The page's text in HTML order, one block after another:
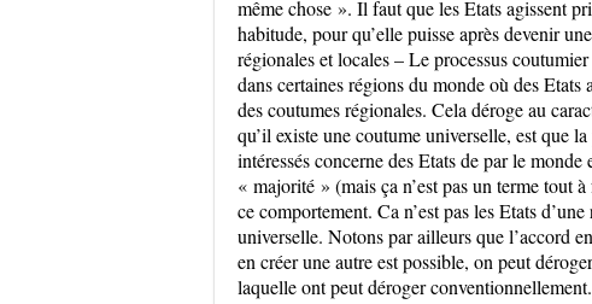
même chose ». Il faut que les Etats agissent
habitude, pour qu’elle puisse après devenir
régionales et locales – Le processus
dans certaines régions du monde où des
des coutumes régionales. Cela déroge au
qu’il existe une coutume universelle, est que
intéressés concerne des Etats de par le
« majorité » (mais ça n’est pas un terme tout
ce comportement. Ca n’est pas les Etats
universelle. Notons par ailleurs que l’accord
en créer une autre est possible, on peut
laquelle ont peut déroger conventionnellement.